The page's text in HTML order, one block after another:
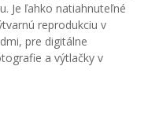
Je ľahko natiahnuteľné
reprodukciu v
pre digitálne
a výtlačky v